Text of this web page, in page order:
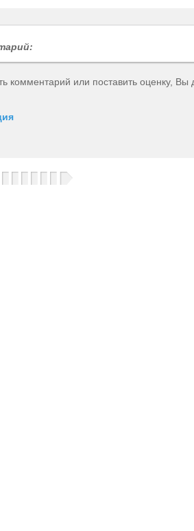
комментарий или поставить оценку,